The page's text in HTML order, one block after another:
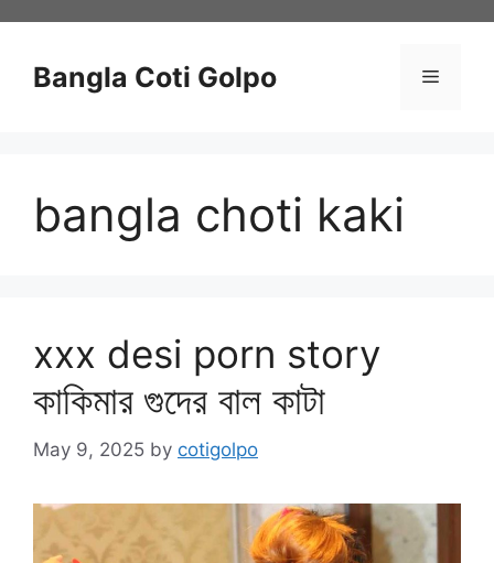
contentBangla Coti Golpo Menu
bangla choti kaki
xxx desi porn story
কাকিমার গুদের বাল কাটা
May 9, 2025 by cotigolpo